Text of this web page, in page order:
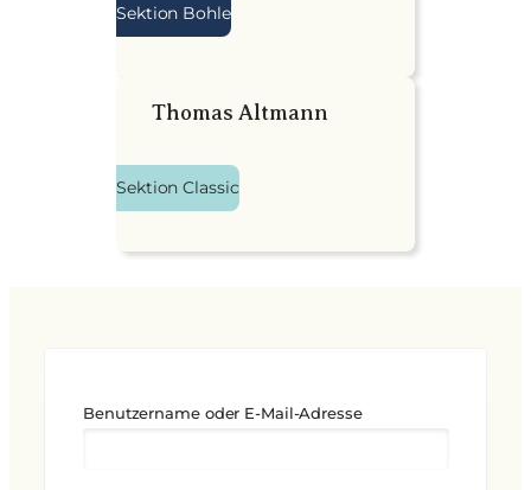
Sektion Bohle
Thomas Altmann
Sektion Classic
Benutzername oder E-Mail-Adresse